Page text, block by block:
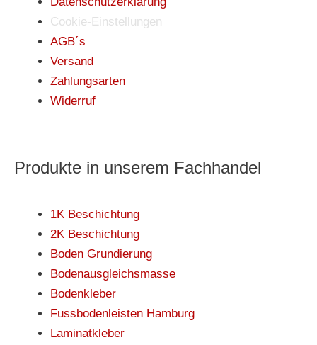
Cookie-Einstellungen
AGB´s
Versand
Zahlungsarten
Widerruf
Produkte in unserem Fachhandel
1K Beschichtung
2K Beschichtung
Boden Grundierung
Bodenausgleichsmasse
Bodenkleber
Fussbodenleisten Hamburg
Laminatkleber